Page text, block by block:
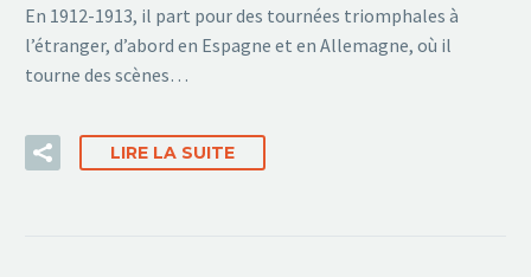
En 1912-1913, il part pour des tournées triomphales à
l’étranger, d’abord en Espagne et en Allemagne, où il
tourne des scènes…
LIRE LA SUITE